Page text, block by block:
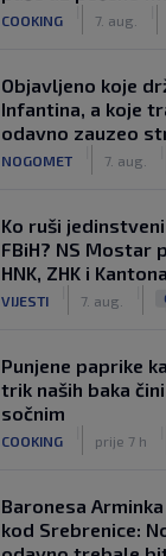
COOKING 7. aug.
Objavljeno koje
Infantina, a koje
odavno zauzeo
NOGOMET 7. aug.
Ko ruši
FBiH? NS Mostar
HNK, ZHK i
VIJESTI 7. aug.
Punjene paprike
trik naših baka
sočnim
COOKING prije 7 h
Baronesa
kod Srebrenice: